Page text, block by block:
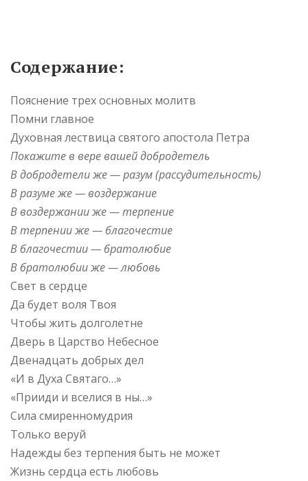
Содержание:
Пояснение трех основных молитв
Помни главное
Духовная лествица святого апостола Петра
Покажите в вере вашей добродетель
В добродетели же — разум (рассудительность)
В разуме же — воздержание
В воздержании же — терпение
В терпении же — благочестие
В благочестии — братолюбие
В братолюбии же — любовь
Свет в сердце
Да будет воля Твоя
Чтобы жить долголетне
Дверь в Царство Небесное
Двенадцать добрых дел
«И в Духа Святаго…»
«Прииди и вселися в ны…»
Сила смиренномудрия
Только веруй
Надежды без терпения быть не может
Жизнь сердца есть любовь